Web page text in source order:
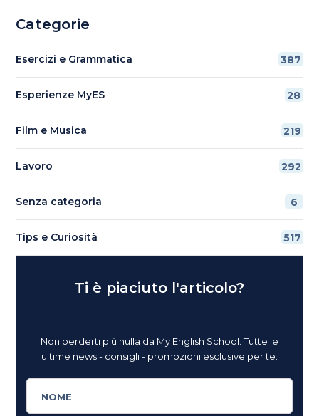
Categorie
Esercizi e Grammatica 387
Esperienze MyES 28
Film e Musica 219
Lavoro 292
Senza categoria 6
Tips e Curiosità 517
Ti è piaciuto l'articolo?
Non perderti più nulla da My English School. Tutte le
ultime news - consigli - promozioni esclusive per te.